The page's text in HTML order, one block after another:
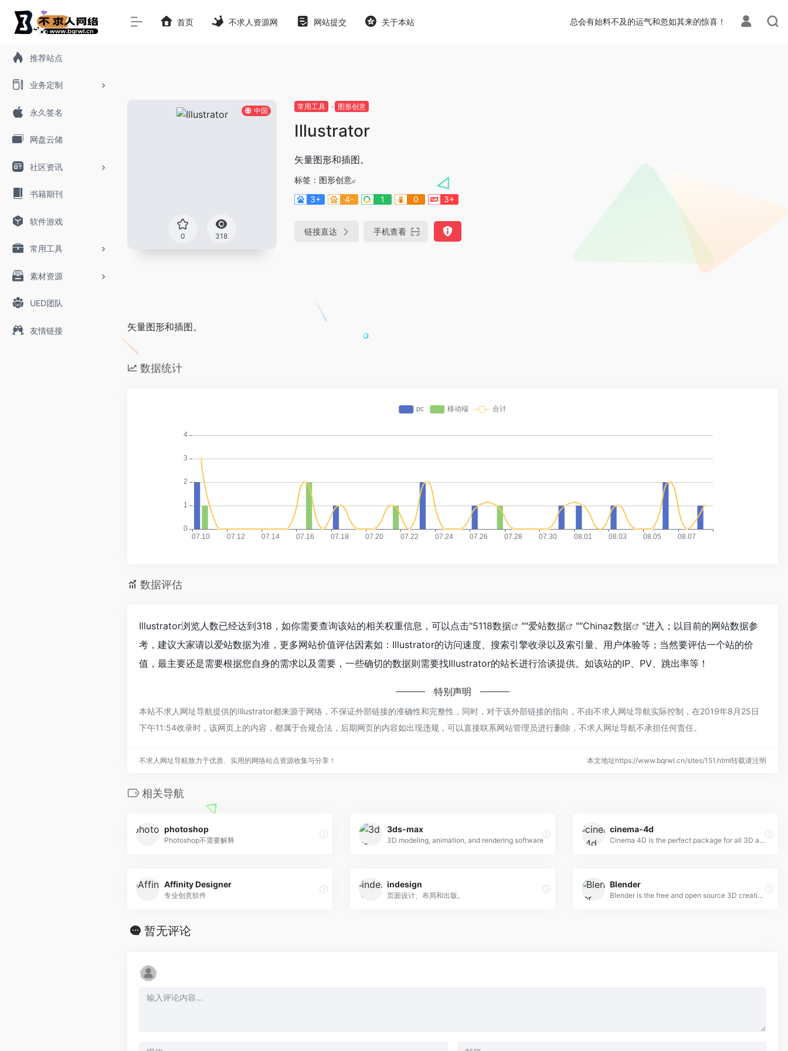
推荐站点
业务定制
永久签名
网盘云储
社区资讯
书籍期刊
软件游戏
常用工具
素材资源
UED团队
友情链接
首页 不求人资源网 网站提交 关于本站 总会有始料不及的运气和忽如其来的惊喜！
中国
0 318
常用工具 图形创意
Illustrator
矢量图形和插图。
标签： 图形创意
3+
4- 1 0 3+
链接直达 手机查看
矢量图形和插图。
数据统计
数据评估
Illustrator浏览人数已经达到318，如你需要查询该站的相关权重信息，可以点击"5118数据 ""爱站数据 ""Chinaz数据
"进入；以目前的网站数据参
考，建议大家请以爱站数据为准，更多网站价值评估因素如：Illustrator的访问速度、搜索引擎收录以及索引量、用户体验等；当然要评估一个站的价
值，最主要还是需要根据您自身的需求以及需要，一些确切的数据则需要找Illustrator的站长进行洽谈提供。如该站的IP、PV、跳出率等！
特别声明
本站不求人网址导航提供的Illustrator都来源于网络，不保证外部链接的准确性和完整性，同时，对于该外部链接的指向，不由不求人网址导航实际控制，在2019年8月25日
下午11:54收录时，该网页上的内容，都属于合规合法，后期网页的内容如出现违规，可以直接联系网站管理员进行删除，不求人网址导航不承担任何责任。
不求人网址导航致力于优质、实用的网络站点资源收集与分享！ 本文地址https://www.bqrwl.cn/sites/151.html转载请注明
相关导航
photoshop
Photoshop不需要解释
3ds-max
3D modeling, animation, and rendering software
cinema-4d
Cinema 4D is the perfect package for all 3D artists who want to achieve breathtaking results fast and hassle-free.
Affinity Designer
专业创意软件
indesign
页面设计、布局和出版。
Blender
Blender is the free and open source 3D creation suite.
暂无评论